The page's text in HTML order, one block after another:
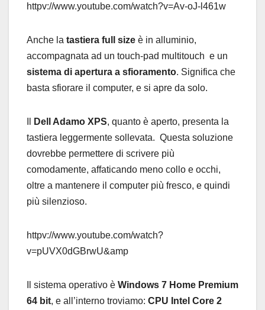
httpv://www.youtube.com/watch?v=Av-oJ-l461w
Anche la tastiera full size è in alluminio,
accompagnata ad un touch-pad multitouch e un
sistema di apertura a sfioramento. Significa che
basta sfiorare il computer, e si apre da solo.
Dell Adamo XPS, quanto è aperto, presenta la
tastiera leggermente sollevata. Questa soluzione
dovrebbe permettere di scrivere più
comodamente, affaticando meno collo e occhi,
oltre a mantenere il computer più fresco, e quindi
più silenzioso.
httpv://www.youtube.com/watch?
v=pUVX0dGBrwU&amp
Il sistema operativo è Windows 7 Home Premium
64 bit, e all’interno troviamo: CPU Intel Core 2